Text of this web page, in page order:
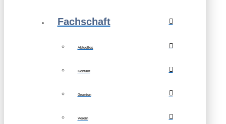
Fachschaft
Aktuelles
Kontakt
Gremien
Verein